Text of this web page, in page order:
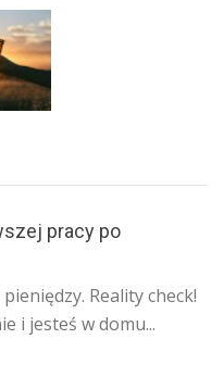
pracy po
Reality check!
i jesteś w domu...